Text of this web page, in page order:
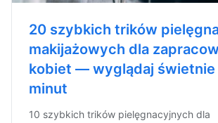
20 szybkich trików
makijażowych dla
kobiet — wyglądaj świetnie
minut
10 szybkich trików pielęgnacyjnych dla